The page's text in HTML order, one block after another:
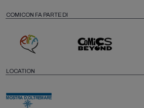
COMICON FA PARTE DI
LOCATION